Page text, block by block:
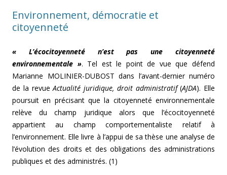
Environnement, démocratie et
citoyenneté
« L’écocitoyenneté n’est pas une citoyenneté
environnementale ». Tel est le point de vue que défend
Marianne MOLINIER-DUBOST dans l’avant-dernier numéro
de la revueActualité juridique, droit administratif(AJDA). Elle
poursuit en précisant que la citoyenneté environnementale
relève du champ juridique alors que l’écocitoyenneté
appartient au champ comportementaliste relatif à
l’environnement. Elle livre à l’appui de sa thèse une analyse de
l’évolution des droits et des obligations des administrations
publiques et des administrés. (1)